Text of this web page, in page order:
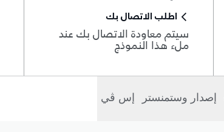
اطلب الاتصال بك
سيتم معاودة الاتصال بك عند
ملء هذا النموذج
إصدار وستمنستر إس ڤي